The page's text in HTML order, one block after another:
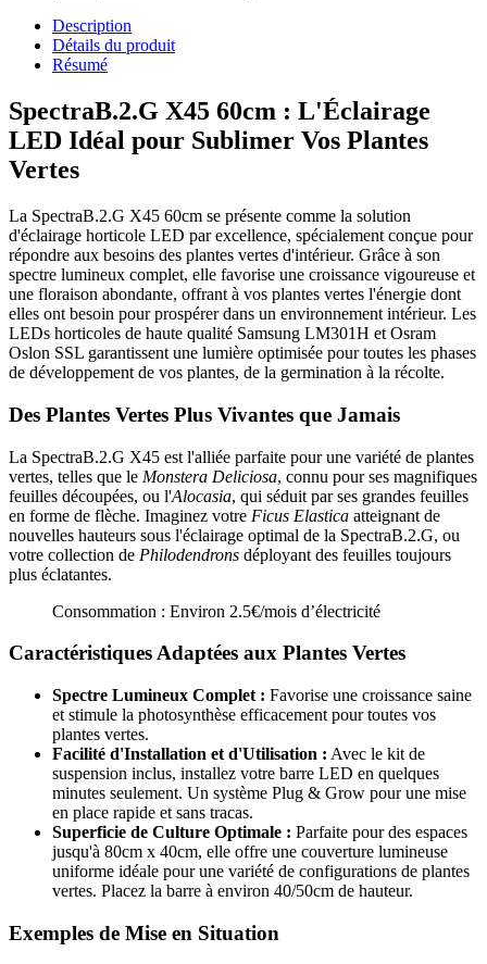
Description
Détails du produit
Résumé
SpectraB.2.G X45 60cm : L'Éclairage
LED Idéal pour Sublimer Vos Plantes
Vertes
La SpectraB.2.G X45 60cm se présente comme la solution
d'éclairage horticole LED par excellence, spécialement conçue pour
répondre aux besoins des plantes vertes d'intérieur. Grâce à son
spectre lumineux complet, elle favorise une croissance vigoureuse et
une floraison abondante, offrant à vos plantes vertes l'énergie dont
elles ont besoin pour prospérer dans un environnement intérieur. Les
LEDs horticoles de haute qualité Samsung LM301H et Osram
Oslon SSL garantissent une lumière optimisée pour toutes les phases
de développement de vos plantes, de la germination à la récolte.
Des Plantes Vertes Plus Vivantes que Jamais
La SpectraB.2.G X45 est l'alliée parfaite pour une variété de plantes
vertes, telles que le Monstera Deliciosa, connu pour ses magnifiques
feuilles découpées, ou l'Alocasia, qui séduit par ses grandes feuilles
en forme de flèche. Imaginez votre Ficus Elastica atteignant de
nouvelles hauteurs sous l'éclairage optimal de la SpectraB.2.G, ou
votre collection de Philodendrons déployant des feuilles toujours
plus éclatantes.
Consommation : Environ 2.5€/mois d’électricité
Caractéristiques Adaptées aux Plantes Vertes
Spectre Lumineux Complet : Favorise une croissance saine
et stimule la photosynthèse efficacement pour toutes vos
plantes vertes.
Facilité d'Installation et d'Utilisation : Avec le kit de
suspension inclus, installez votre barre LED en quelques
minutes seulement. Un système Plug & Grow pour une mise
en place rapide et sans tracas.
Superficie de Culture Optimale : Parfaite pour des espaces
jusqu'à 80cm x 40cm, elle offre une couverture lumineuse
uniforme idéale pour une variété de configurations de plantes
vertes. Placez la barre à environ 40/50cm de hauteur.
Exemples de Mise en Situation